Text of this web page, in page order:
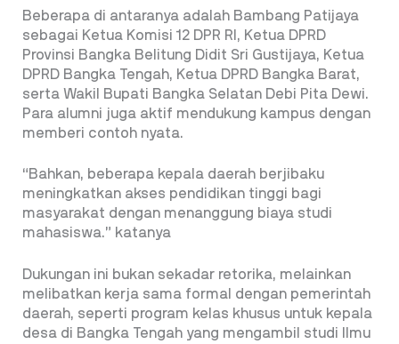
Beberapa di antaranya adalah Bambang Patijaya
sebagai Ketua Komisi 12 DPR RI, Ketua DPRD
Provinsi Bangka Belitung Didit Sri Gustijaya, Ketua
DPRD Bangka Tengah, Ketua DPRD Bangka Barat,
serta Wakil Bupati Bangka Selatan Debi Pita Dewi.
Para alumni juga aktif mendukung kampus dengan
memberi contoh nyata.
“Bahkan, beberapa kepala daerah berjibaku
meningkatkan akses pendidikan tinggi bagi
masyarakat dengan menanggung biaya studi
mahasiswa.” katanya
Dukungan ini bukan sekadar retorika, melainkan
melibatkan kerja sama formal dengan pemerintah
daerah, seperti program kelas khusus untuk kepala
desa di Bangka Tengah yang mengambil studi Ilmu